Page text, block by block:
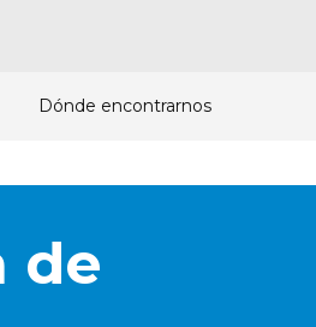
Dónde encontrarnos
de